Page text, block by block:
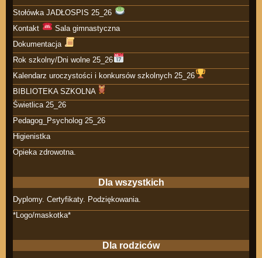
Stołówka JADŁOSPIS 25_26
Kontakt
Sala gimnastyczna
Dokumentacja
Rok szkolny/Dni wolne 25_26
Kalendarz uroczystości i konkursów szkolnych 25_26
BIBLIOTEKA SZKOLNA
Świetlica 25_26
Pedagog_Psycholog 25_26
Higienistka
Opieka zdrowotna.
Dla wszystkich
Dyplomy. Certyfikaty. Podziękowania.
*Logo/maskotka*
Dla rodziców